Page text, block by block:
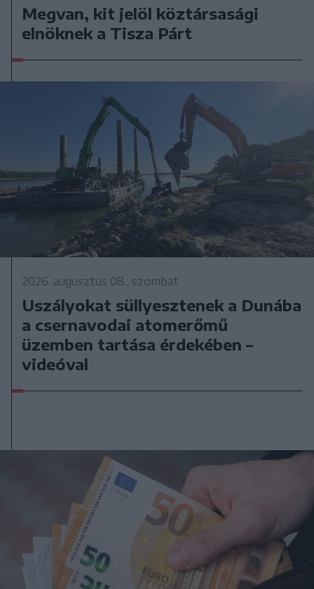
Megvan, kit jelöl köztársasági
elnöknek a Tisza Párt
2026. augusztus 08., szombat
Uszályokat süllyesztenek a Dunába
a csernavodai atomerőmű
üzemben tartása érdekében –
videóval